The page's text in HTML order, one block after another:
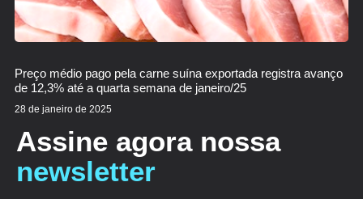
Preço médio pago pela carne suína exportada registra avanço
de 12,3% até a quarta semana de janeiro/25
28 de janeiro de 2025
Assine agora nossa
newsletter